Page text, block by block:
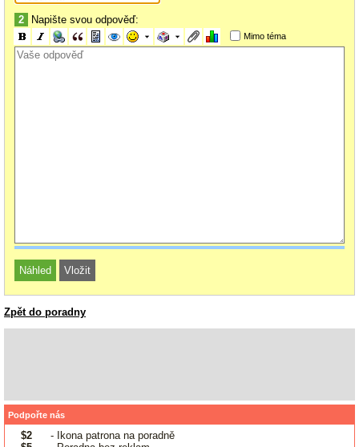
2 Napište svou odpověď:
Mimo téma
Zpět do poradny
Podpořte nás
$2
- Ikona patrona na poradně